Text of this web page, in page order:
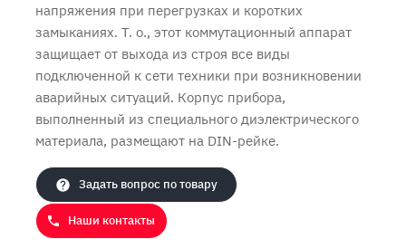
напряжения при перегрузках и коротких
замыканиях. Т. о., этот коммутационный аппарат
защищает от выхода из строя все виды
подключенной к сети техники при возникновении
аварийных ситуаций. Корпус прибора,
выполненный из специального диэлектрического
материала, размещают на DIN-рейке.
Задать вопрос по товару
Наши контакты
Продолжить покупки Оформить заказ